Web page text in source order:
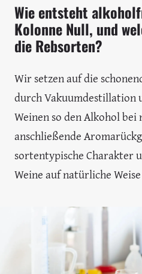
Wie entsteht
Kolonne Null, und
die Rebsorten?
Wir setzen auf die
durch Vakuumdestillation
Weinen so den Alkohol bei
anschließende
sortentypische Charakter
Weine auf natürliche